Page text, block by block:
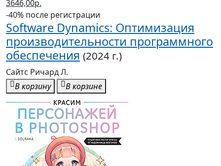
3646,00р.
-40% после регистрации
Software Dynamics: Оптимизация
производительности программного
обеспечения (2024 г.)
Сайтс Ричард Л.
В корзину
В корзине